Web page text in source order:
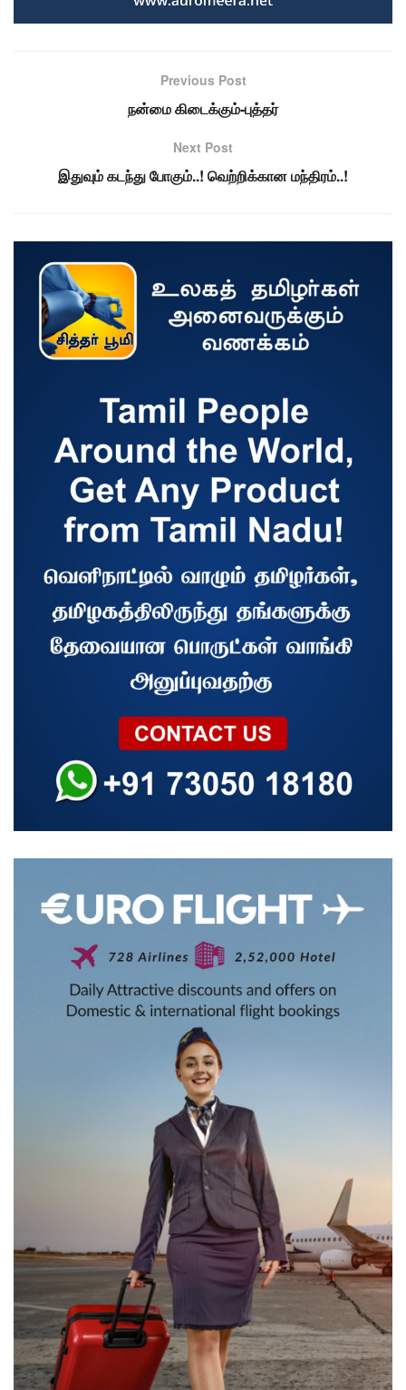
Previous Post
நன்மை கிடைக்கும்-புத்தர்
Next Post
இதுவும் கடந்து போகும்..! வெற்றிக்கான மந்திரம்..!